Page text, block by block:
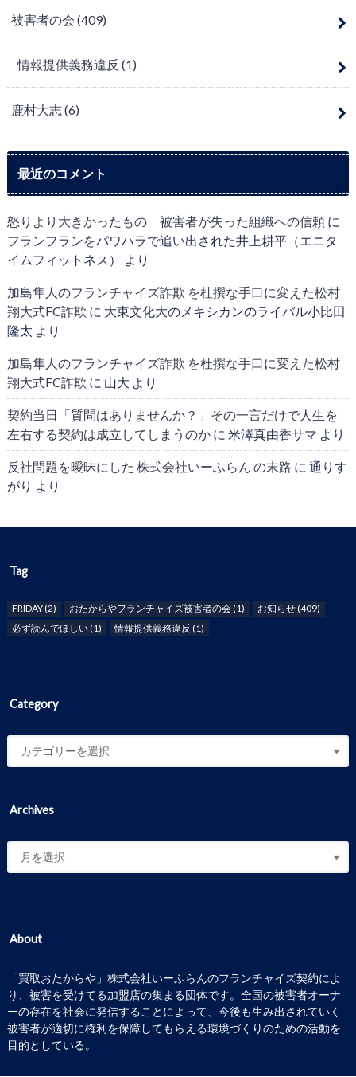
被害者の会 (409)
情報提供義務違反 (1)
鹿村大志(6)
最近のコメント
怒りより大きかったもの 被害者が失った組織への信頼に
フランフランをパワハラで追い出された井上耕平（エニタ
イムフィットネス）
より
加島隼人のフランチャイズ詐欺 を杜撰な手口に変えた松村
翔大式FC詐欺 に 大東文化大のメキシカンのライバル小比田
隆太 より
加島隼人のフランチャイズ詐欺 を杜撰な手口に変えた松村
翔大式FC詐欺 に 山大 より
契約当日「質問はありませんか？」その一言だけで人生を
左右する契約は成立してしまうのかに 米澤真由香サマ より
反社問題を曖昧にした 株式会社いーふらん の末路 に 通りす
がり より
Tag
FRIDAY(2) おたからやフランチャイズ被害者の会(1) お知らせ(409)
必ず読んでほしい(1) 情報提供義務違反 (1)
Category
Archives
About
「買取おたからや」株式会社いーふらんのフランチャイズ契約によ
り、被害を受けてる加盟店の集まる団体です。全国の被害者オーナ
ーの存在を社会に発信することによって、今後も生み出されていく
被害者が適切に権利を保障してもらえる環境づくりのための活動を
目的としている。